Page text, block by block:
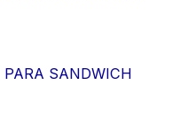
SANDWICH